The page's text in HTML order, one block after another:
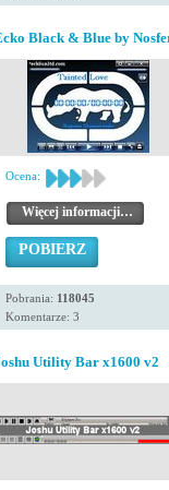
Black & Blue by
Ocena:
Więcej informacji…
POBIERZ
Pobrania: 118045
Komentarze: 3
Utility Bar x1600 v2